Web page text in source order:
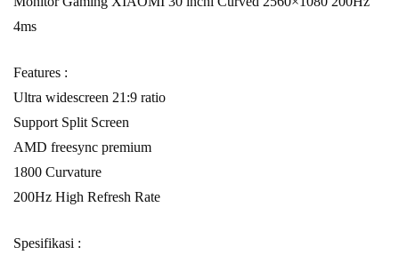
4ms
Features :
Ultra widescreen 21:9 ratio
Support Split Screen
AMD freesync premium
1800 Curvature
200Hz High Refresh Rate
Spesifikasi :